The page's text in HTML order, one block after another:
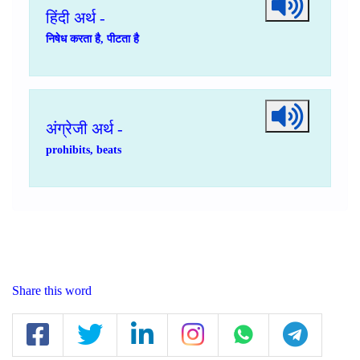
हिंदी अर्थ -
निषेध करता है, पीटता है
अंग्रेजी अर्थ -
prohibits, beats
Share this word